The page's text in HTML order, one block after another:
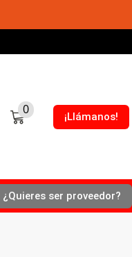
0 ¡Llámanos!
¿Quieres ser proveedor?